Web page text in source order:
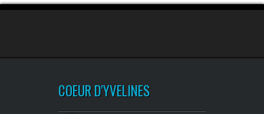
COEUR D'YVELINES